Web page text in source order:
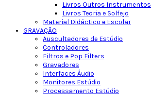
Livros Outros Instrumentos
Livros Teoria e Solfejo
Material Didáctico e Escolar
GRAVAÇÃO
Auscultadores de Estúdio
Controladores
Filtros e Pop Filters
Gravadores
Interfaces Áudio
Monitores Estúdio
Processamento Estúdio